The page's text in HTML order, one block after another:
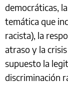
democráticas,
temática que
racista), la
atraso y la
supuesto la
discriminación